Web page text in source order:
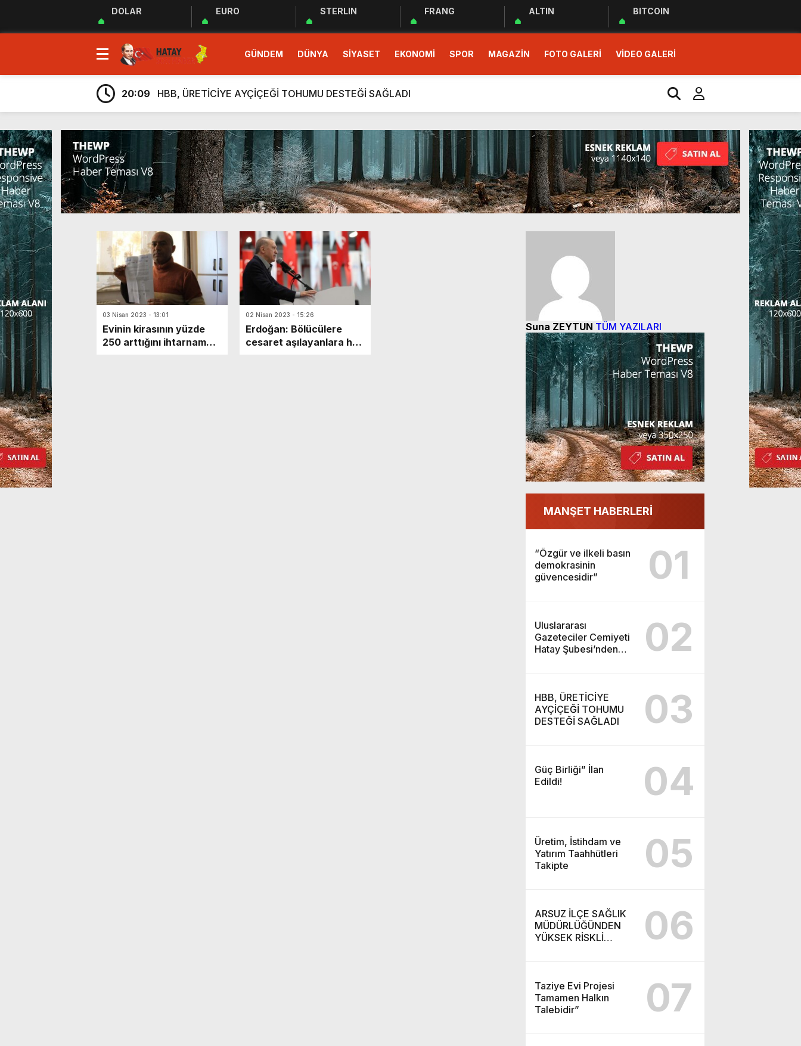
DOLAR EURO STERLIN FRANG ALTIN BITCOIN
GÜNDEM DÜNYA SİYASET EKONOMİ SPOR MAGAZİN FOTO GALERİ VİDEO GALERİ
23:35
MUHTARLAR AKADEMİSİ EĞİTİM PROGRAMI BAŞLADI
9:33
“Özgür ve ilkeli basın demokrasinin güvencesidir”
20:17
Uluslararası Gazeteciler Cemiyeti Hatay Şubesi’nden Ada İşitme Merkezi’ne Teşekkür Ziyareti
20:09
HBB, ÜRETİCİYE AYÇİÇEĞİ TOHUMU DESTEĞİ SAĞLADI
20:05
Güç Birliği” İlan Edildi!
6:38
Üretim, İstihdam ve Yatırım Taahhütleri Takipte
6:23
ARSUZ İLÇE SAĞLIK MÜDÜRLÜĞÜNDEN YÜKSEK RİSKLİ GEBEYE EV ZİYARETİ
6:13
Taziye Evi Projesi Tamamen Halkın Talebidir”
5:54
“Lezzetin ve Kültürün Lideri: Hatay
5:48
Hatay Depki Halk Oyunları Ekibi Türkiye Üçüncüsü Oldu
9:33
“Özgür ve ilkeli basın demokrasinin güvencesidir”
03 Nisan 2023 - 13:01
Evinin kirasının yüzde
250 arttığını ihtarname
02 Nisan 2023 - 15:26
Erdoğan: Bölücülere
cesaret aşılayanlara hak
Suna ZEYTUN TÜM YAZILARI
MANŞET HABERLERİ
“Özgür ve ilkeli basın
demokrasinin
güvencesidir”
01
Uluslararası
Gazeteciler Cemiyeti
Hatay Şubesi’nden
02
HBB, ÜRETİCİYE
AYÇİÇEĞİ TOHUMU
DESTEĞİ SAĞLADI
03
Güç Birliği” İlan
Edildi!
04
Üretim, İstihdam ve
Yatırım Taahhütleri
Takipte
05
ARSUZ İLÇE SAĞLIK
MÜDÜRLÜĞÜNDEN
YÜKSEK RİSKLİ
06
Taziye Evi Projesi
Tamamen Halkın
Talebidir”
07